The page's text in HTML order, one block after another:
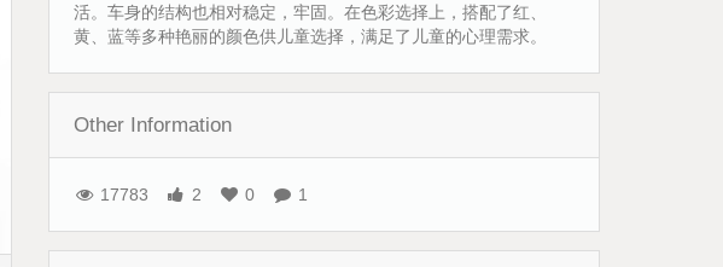
活。车身的结构也相对稳定，牢固。在色彩选择上，搭配了红、
黄、蓝等多种艳丽的颜色供儿童选择，满足了儿童的心理需求。
Other Information
17783 2 0 1